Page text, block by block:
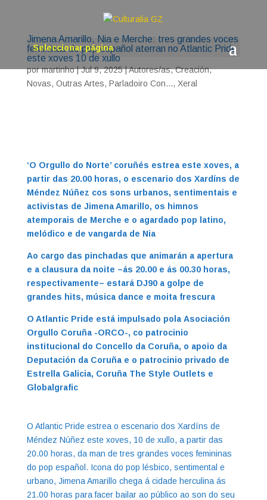
Seleccionar página
Jimena Amarillo, Nia e Merche: tres grandes voces
femininas do pop español aterran no Atlantic Pride
este xoves 10 de xullo
pormartinho|Jul 9, 2025|Autores/as,Creación,
Novas, Outras Artes, Parladoiro Con..., Xeral
‘O Orgullo do Norte’ coruñés estrea este xoves, a
partir das 20.00 horas, o escenario dos Xardíns de
Méndez Núñez cos sons urbanos, sentimentais e
activistas de Jimena Amarillo, os himnos
atemporais de Merche e o agardado pop latino,
melódico e de vangarda de Nia
Ao cargo das pinchadas que animarán a apertura
e a clausura da noite ­–ás 20.00 e ás 00.30 horas,
respectivamente– estará DJ90 a golpe de
grandes hits, música dance e moita frescura
O Atlantic Pride estáimpulsado pola Asociación
Orgullo Coruña -ORCO-, co patrocinio
institucional do Concello da Coruña, o apoio da
Deputación da Coruña e o patrocinio privado de
Estrella Galicia, Coruña The Style Outlets e
Globalgrafic
O Atlantic Pride estrea o escenario dos Xardíns de
Méndez Núñez este xoves, 10 de xullo, a partir das
20.00 horas, da man de tres grandes voces femininas
do pop español. Icona do pop lésbico, sentimental e
urbano, Jimena Amarillo chega á cidade herculina ás
21.00 horas para facer bailar ao público ao son do seu